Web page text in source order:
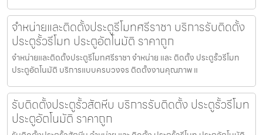
จำหน่ายและติดตั้งประตูรีโมทศรีราชา บริการรับติดตั้ง
ประตูรั้วรีโมท ประตูอัตโนมัติ ราคาถูก
จำหน่ายและติดตั้งประตูรีโมทศรีราชา จำหน่าย และ ติดตั้ง ประตูรั้วรีโมท
ประตูอัตโนมัติ บริการแบบครบวงจร ติดตั้งงานคุณภาพ แ
รับติดตั้งประตูรั้วสัตหีบ บริการรับติดตั้ง ประตูรั้วรีโมท
ประตูอัตโนมัติ ราคาถูก